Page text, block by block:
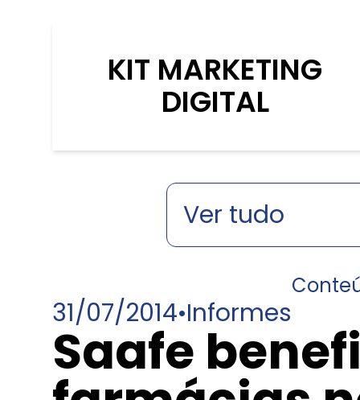
KIT MARKETING
DIGITAL
31/07/2014•Informes
Saafe